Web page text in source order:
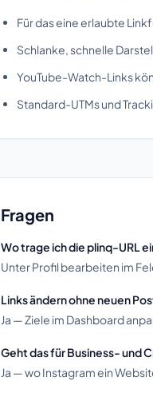
Für das eine erlaubte
Schlanke, schnelle
YouTube-Watch-Links
Standard-UTMs und
Fragen
Wo trage ich die plinq-URL
Unter Profil bearbeiten im
Links ändern ohne neuen
Ja — Ziele im Dashboard
Geht das für Business- und
Ja — wo Instagram ein